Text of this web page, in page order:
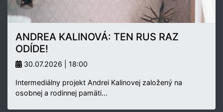
ANDREA KALINOVÁ: TEN RUS RAZ
ODÍDE!
30.07.2026 | 18:00
Intermediálny projekt Andrei Kalinovej založený na
osobnej a rodinnej pamäti…